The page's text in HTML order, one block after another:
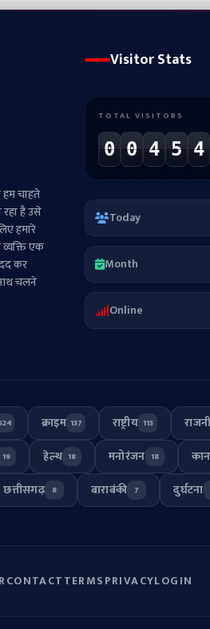
चाहते
है उसे
हमारे
एक
कर
चलने
Visitor Stats
TOTAL VISITORS
0 0 4 5 4
Today
Month
Online
क्राइम 137 राष्ट्रीय 115
19 हेल्थ 18 मनोरंजन 18
छत्तीसगढ़ 8 बाराबंकी 7 दुर्घटना
CONTACTTERMSPRIVACYLOGIN